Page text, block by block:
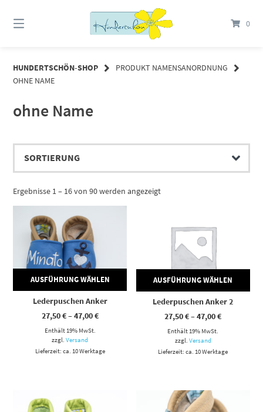
zum
Inhalt
0
HUNDERTSCHÖN-SHOP
PRODUKT NAMENSANORDNUNG
OHNE NAME
ohne Name
Ergebnisse 1 – 16 von 90 werden angezeigt
AUSFÜHRUNG WÄHLEN
Dieses Produkt weist mehrere Varianten auf. Die Optionen können auf der Produktseite gewählt werden
Lederpuschen Anker
27,50€–47,00€Preisspanne:
Enthält 19% MwSt.
zzgl.Versand
Lieferzeit: ca. 10 Werktage
AUSFÜHRUNG WÄHLEN
Lederpuschen Anker 2
27,50€–47,00€
Enthält 19% MwSt.
zzgl. Versand
Lieferzeit: ca. 10 Werktage